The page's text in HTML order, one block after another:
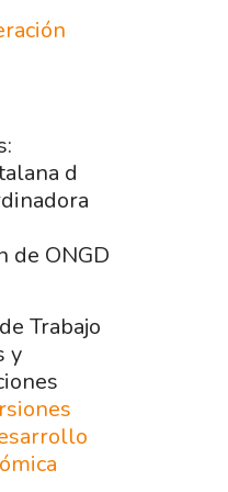
d
de ONGD
Trabajo
y